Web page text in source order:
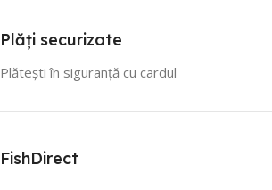
Plăți securizate
Plătești în siguranță cu cardul
FishDirect